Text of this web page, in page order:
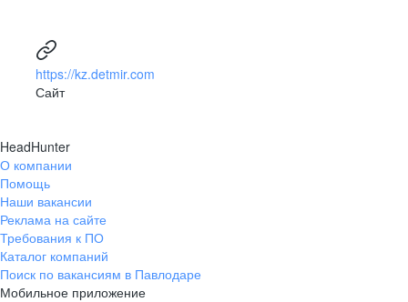
https://kz.detmir.com
Сайт
HeadHunter
О компании
Помощь
Наши вакансии
Реклама на сайте
Требования к ПО
Каталог компаний
Поиск по вакансиям в Павлодаре
Мобильное приложение